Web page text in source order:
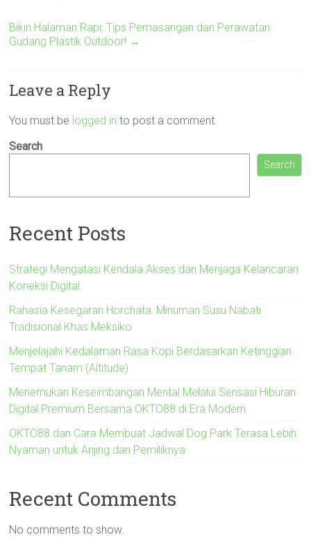
Bikin Halaman Rapi: Tips Pemasangan dan Perawatan
Gudang Plastik Outdoor! →
Leave a Reply
You must be logged in to post a comment.
Search
Search
Recent Posts
Strategi Mengatasi Kendala Akses dan Menjaga Kelancaran
Koneksi Digital
Rahasia Kesegaran Horchata: Minuman Susu Nabati
Tradisional Khas Meksiko
Menjelajahi Kedalaman Rasa Kopi Berdasarkan Ketinggian
Tempat Tanam (Altitude)
Menemukan Keseimbangan Mental Melalui Sensasi Hiburan
Digital Premium Bersama OKTO88 di Era Modern
OKTO88 dan Cara Membuat Jadwal Dog Park Terasa Lebih
Nyaman untuk Anjing dan Pemiliknya
Recent Comments
No comments to show.